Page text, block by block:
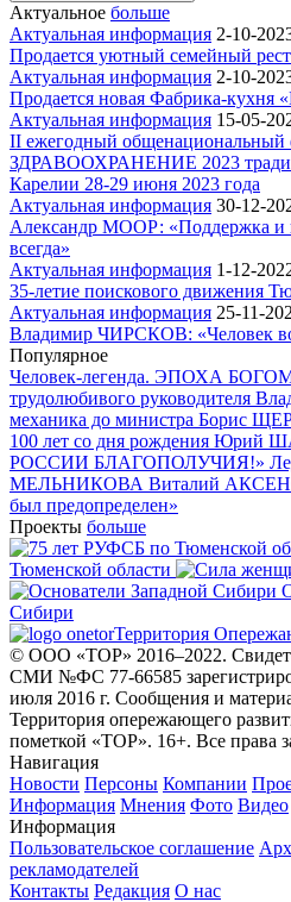
Актуальное больше
Актуальная информация 2-10-
Продается уютный семейный
Актуальная информация 2-10-
Продается новая Фабрика-кухня
Актуальная информация 15-05-
II ежегодный
ЗДРАВООХРАНЕНИЕ 2023
Карелии 28-29 июня 2023 года
Актуальная информация 30-12-
Александр МООР: «Поддержка и
всегда»
Актуальная информация 1-12-
35-летие поискового движения
Актуальная информация 25-11-
Владимир ЧИРСКОВ: «Человек
Популярное
Человек-легенда. ЭПОХА
трудолюбивого руководителя
механика до министра Борис
100 лет со дня рождения Юрий
РОССИИ БЛАГОПОЛУЧИЯ!»
МЕЛЬНИКОВА Виталий
был предопределен»
Проекты больше
Тюменской области
Сибири
Территория
© ООО «ТОР» 2016–2022.
СМИ №ФС 77-66585
июля 2016 г. Сообщения и
Территория опережающего
пометкой «ТОР». 16+. Все права
Навигация
Новости Персоны Компании
Информация Мнения Фото Видео
Информация
Пользовательское соглашение
рекламодателей
Контакты Редакция О нас